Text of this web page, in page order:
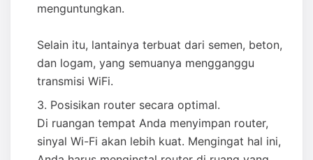
menguntungkan.
Selain itu, lantainya terbuat dari semen, beton,
dan logam, yang semuanya mengganggu
transmisi WiFi.
Posisikan router secara optimal.
Di ruangan tempat Anda menyimpan router,
sinyal Wi-Fi akan lebih kuat. Mengingat hal ini,